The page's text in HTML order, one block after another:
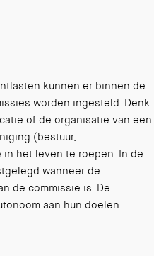
kunnen er binnen de
worden ingesteld. Denk
of de organisatie van een
(bestuur,
in het leven te roepen. In de
wanneer de
de commissie is. De
aan hun doelen.